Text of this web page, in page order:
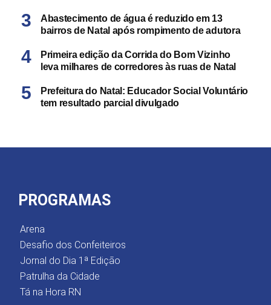
Abastecimento de água é reduzido em 13
bairros de Natal após rompimento de adutora
Primeira edição da Corrida do Bom Vizinho
leva milhares de corredores às ruas de Natal
Prefeitura do Natal: Educador Social Voluntário
tem resultado parcial divulgado
PROGRAMAS
Arena
Desafio dos Confeiteiros
Jornal do Dia 1ª Edição
Patrulha da Cidade
Tá na Hora RN